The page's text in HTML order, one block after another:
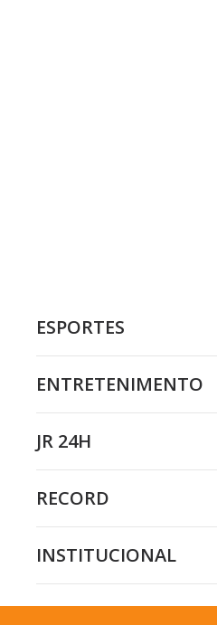
ESPORTES
ENTRETENIMENTO
JR 24H
RECORD
INSTITUCIONAL